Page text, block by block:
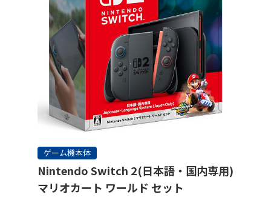
ゲーム機本体
Nintendo Switch 2(日本語・国内専用)
マリオカート ワールド セット